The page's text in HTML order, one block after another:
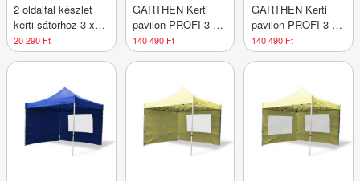
2 oldalfal készlet
kerti sátorhoz 3 x 3
m piros
20 290 Ft
GARTHEN Kerti
pavilon PROFI 3 x
3 m + 4 oldalfal
bordó
140 490 Ft
GARTHEN Kerti
pavilon PROFI 3 x
3 m + 4 oldalfal
fehér
140 490 Ft